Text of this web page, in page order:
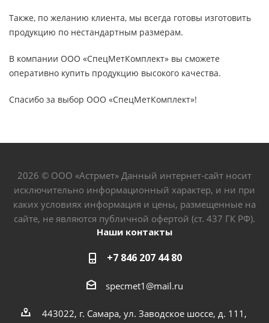
Также, по желанию клиента, мы всегда готовы изготовить
продукцию по нестандартным размерам.
В компании ООО «СпецМетКомплект» вы сможете
оперативно купить продукцию высокого качества.
Спасибо за выбор ООО «СпецМетКомплект»!
2026 © ООО «Астрмет» Данный интернет-сайт носит
исключительно информационный характер, и ни при
каких условиях информация и цены, размещенные на
сайте, не являются публичной офертой (ст. 437 ГК РФ).
Наши контакты
+7 846 207 44 80
specmet1@mail.ru
443022, г. Самара, ул. Заводское шоссе, д. 111,